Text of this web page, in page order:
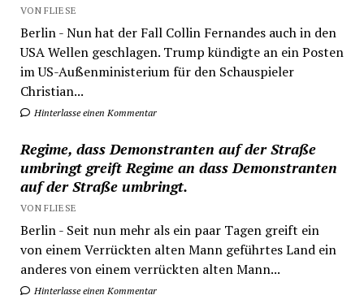
VON FLIESE
Berlin - Nun hat der Fall Collin Fernandes auch in den
USA Wellen geschlagen. Trump kündigte an ein Posten
im US-Außenministerium für den Schauspieler
Christian...
Hinterlasse einen Kommentar
Regime, dass Demonstranten auf der Straße
umbringt greift Regime an dass Demonstranten
auf der Straße umbringt.
VON FLIESE
Berlin - Seit nun mehr als ein paar Tagen greift ein
von einem Verrückten alten Mann geführtes Land ein
anderes von einem verrückten alten Mann...
Hinterlasse einen Kommentar